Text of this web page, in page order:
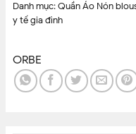
Danh mục:Quần Áo Nón
y tế gia đình
ORBE